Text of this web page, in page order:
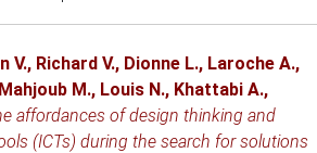
V., Richard V., Dionne L., Laroche A.,
Mahjoub M., Louis N., Khattabi A.,
affordances of design thinking and
(ICTs) during the search for solutions